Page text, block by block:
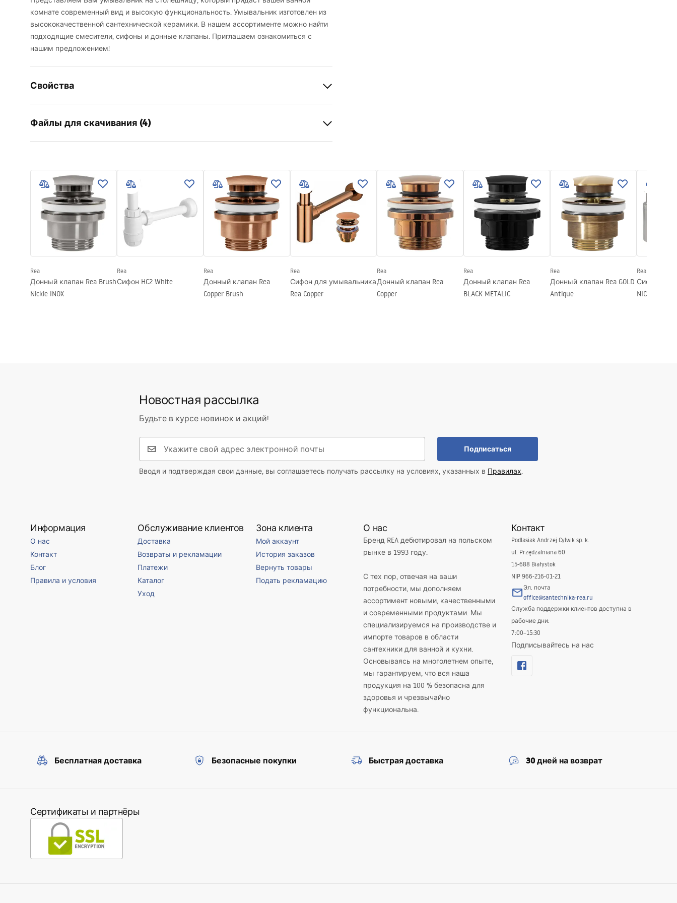
комнате современный вид и высокую функциональность. Умывальник изготовлен из
высококачественной сантехнической керамики. В нашем ассортименте можно найти
подходящие смесители, сифоны и донные клапаны. Приглашаем ознакомиться с
нашим предложением!
Свойства
Материал
Цвет
Экрю
Длина
Ширина
Высота
115
Глубина
Форма
Отверстие на смеситель
Нет
Переливное отверстие
Файлы для скачивания (4)
Basin.pdf
UMYWALKA SAMI L.BLUE SHINY -
NABLATOWA.pdf
Deklaracja Właściwości
Użytkowych
SAMI L.BLUE SHINY Deklaracja.pdf
Условия гарантии
Warranty_Terms_and_Conditions_
Basins_-_5.pdf
Rea
Донный клапан Rea Brush
Nickle INOX
Rea
Сифон HC2 White
Rea
Донный клапан Rea
Copper Brush
Rea
Сифон для умывальника
Rea Copper
Rea
Донный клапан Rea
Copper
Rea
Донный клапан Rea
BLACK METALIC
Rea
Донный клапан Rea GOLD
Antique
Rea
Сифон Klik-
NICKLE INOX
Новостная рассылка
Будьте в курсе новинок и акций!
Подписаться
Вводя и подтверждая свои данные, вы соглашаетесь получать рассылку на условиях, указанных в Правилах.
Информация
О нас
Контакт
Блог
Правила и условия
Обслуживание клиентов
Доставка
Возвраты и рекламации
Платежи
Каталог
Уход
Зона клиента
Мой аккаунт
История заказов
Вернуть товары
Подать рекламацию
О нас
Бренд REA дебютировал на польском
рынке в 1993 году.
С тех пор, отвечая на ваши
потребности, мы дополняем
ассортимент новыми, качественными
и современными продуктами. Мы
специализируемся на производстве и
импорте товаров в области
сантехники для ванной и кухни.
Основываясь на многолетнем опыте,
мы гарантируем, что вся наша
продукция на 100 % безопасна для
здоровья и чрезвычайно
функциональна.
Контакт
Podlasiak Andrzej Cylwik sp. k.
ul. Przędzalniana 60
15-688 Białystok
NIP 966-216-01-21
Эл. почта
office@santechnika-rea.ru
Служба поддержки клиентов доступна в
рабочие дни:
7:00–15:30
Подписывайтесь на нас
Бесплатная доставка Безопасные покупки Быстрая доставка 30 дней на возврат
Сертификаты и партнёры